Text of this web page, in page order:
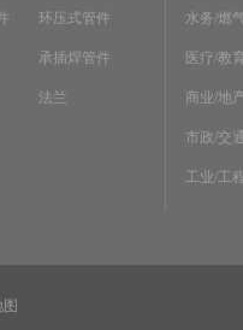
环压式管件
承插焊管件
法兰
水务/燃
医疗/教
商业/地
市政/交通
工业/工